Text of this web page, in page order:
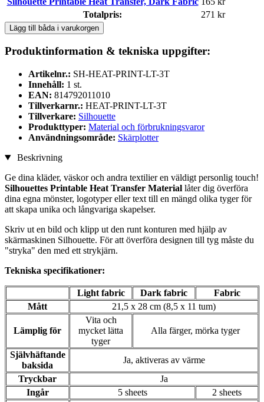
Totalpris:
271 kr
Lägg till båda i varukorgen
Produktinformation & tekniska uppgifter:
Artikelnr.: SH-HEAT-PRINT-LT-3T
Innehåll: 1 st.
EAN: 814792011010
Tillverkarnr.: HEAT-PRINT-LT-3T
Tillverkare: Silhouette
Produkttyper: Material och förbrukningsvaror
Användningsområde: Skärplotter
Beskrivning
Ge dina kläder, väskor och andra textilier en väldigt personlig touch!
Silhouettes Printable Heat Transfer Material låter dig överföra
dina egna mönster, logotyper eller text till en mängd olika tyger för
att skapa unika och långvariga skapelser.
Skriv ut en bild och klipp ut den runt konturen med hjälp av
skärmaskinen Silhouette. För att överföra designen till tyg måste du
"stryka" den med ett strykjärn.
Tekniska specifikationer:
Light fabric Dark fabric
Fabric
Mått
21,5 x 28 cm (8,5 x 11 tum)
Lämplig för
Vita och
mycket lätta
tyger
Alla färger, mörka tyger
Självhäftande
baksida
Ja, aktiveras av värme
Tryckbar
Ja
Ingår
5 sheets 2 sheets